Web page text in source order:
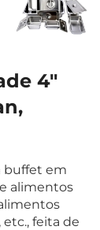
4"
buffet em
alimentos
feita de